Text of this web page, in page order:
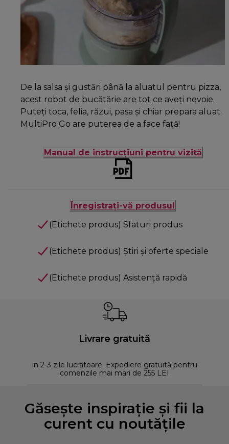
De la salsa și gustări până la aluatul pentru pizza,
acest robot de bucătărie are tot ce aveți nevoie.
Puteți toca, felia, răzui, pasa și chiar prepara aluat.
MultiPro Go are puterea de a face față!
Manual de instrucțiuni pentru vizită
Înregistrați-vă produsul
(Etichete produs) Sfaturi produs
(Etichete produs) Știri și oferte speciale
(Etichete produs) Asistență rapidă
Livrare gratuită
in 2-3 zile lucratoare. Expediere gratuită pentru
comenzile mai mari de 255 LEI
Găsește inspirație și fii la
curent cu noutățile